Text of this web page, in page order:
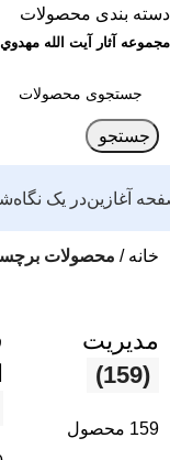
دسته بندی محصولات
مجموعه آثار آيت الله
جستجو
آغازیندر یک نگاه
خانه محصولات
مديريت
(159)
159 محصول